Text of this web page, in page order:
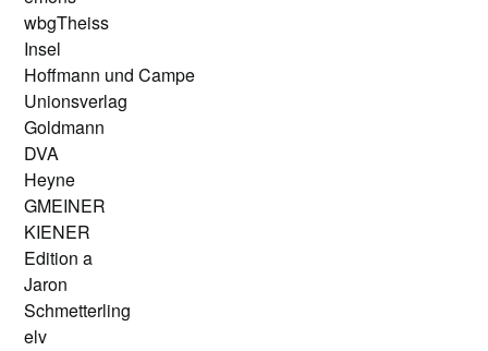
wbgTheiss
Insel
Hoffmann und Campe
Unionsverlag
Goldmann
DVA
Heyne
GMEINER
KIENER
Edition a
Jaron
Schmetterling
elv